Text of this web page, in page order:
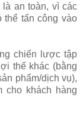
an toàn, vì các
tấn công vào
chiến lược tập
thế khác (bằng
phẩm/dịch vụ),
cho khách hàng